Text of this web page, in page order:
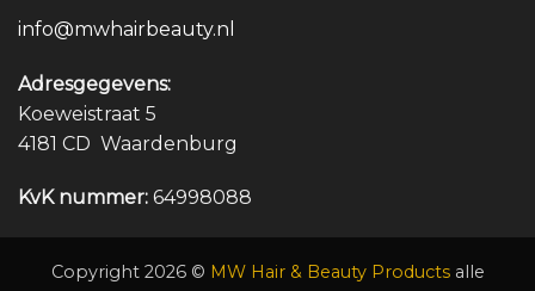
info@mwhairbeauty.nl
Adresgegevens:
Koeweistraat 5
4181 CD Waardenburg
KvK nummer: 64998088
Copyright 2026 © MW Hair & Beauty Productsalle